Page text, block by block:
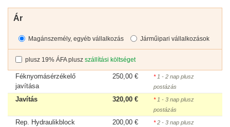
Ár
Magánszemély, egyéb vállalkozás Járműipari vállalkozások
plusz 19% ÁFA plusz szállítási költséget
Féknyomásérzékelő
javítása
250,00 € *1 - 2 nap plusz
postázás
Javítás 320,00 € *1 - 3 nap plusz
postázás
Rep. Hydraulikblock 200,00 € *2 - 3 nap plusz